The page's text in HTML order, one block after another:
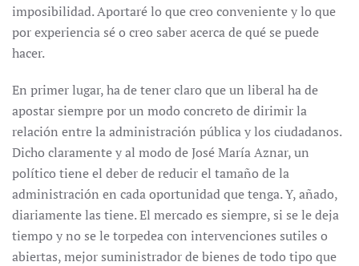
imposibilidad. Aportaré lo que creo conveniente y lo que
por experiencia sé o creo saber acerca de qué se puede
hacer.
En primer lugar, ha de tener claro que un liberal ha de
apostar siempre por un modo concreto de dirimir la
relación entre la administración pública y los ciudadanos.
Dicho claramente y al modo de José María Aznar, un
político tiene el deber de reducir el tamaño de la
administración en cada oportunidad que tenga. Y, añado,
diariamente las tiene. El mercado es siempre, si se le deja
tiempo y no se le torpedea con intervenciones sutiles o
abiertas, mejor suministrador de bienes de todo tipo que